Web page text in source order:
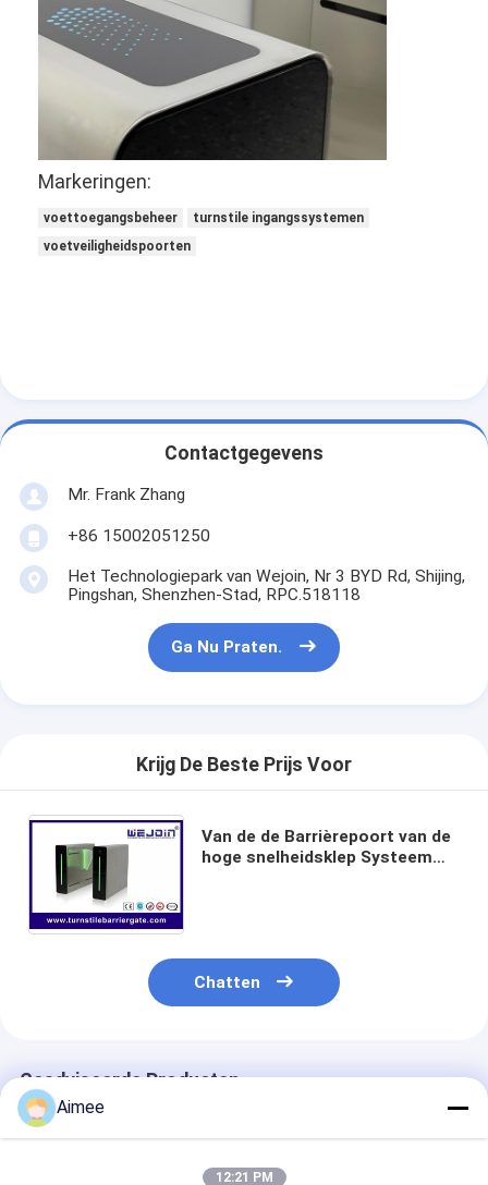
Producten
Video's
Over ons
Gevallen
tourniquet barrière poort
Automatische slagboom
Boom barrière Gate
Statief tourniquet Gate
Advertentiebelemmering
Toegangsbeheerturnstile Poort
Full Height tourniquet
Markeringen:
voettoegangsbeheer
turnstile ingangssystemen
voetveiligheidspoorten
Contactgegevens
Mr. Frank Zhang
+86 15002051250
Het Technologiepark van Wejoin, Nr 3 BYD Rd, Shijing,
Pingshan, Shenzhen-Stad, RPC.518118
Ga Nu Praten.
Krijg De Beste Prijs Voor
Van de de Barrièrepoort van de
hoge snelheidsklep Systeem
Chatten
Geadviseerde Producten
Aimee
12:21 PM